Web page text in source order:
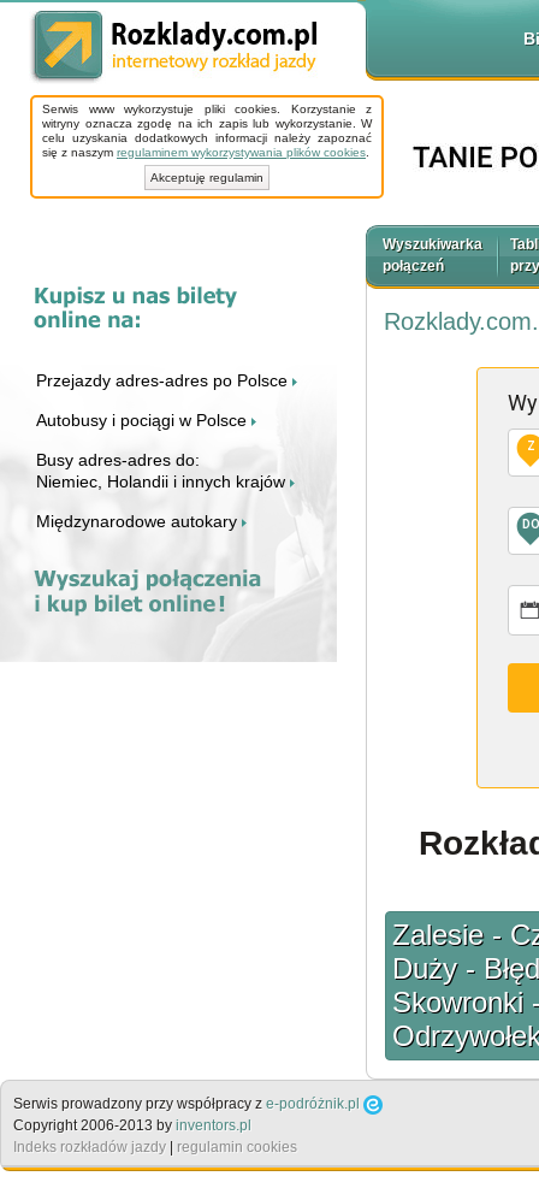
Serwis www wykorzystuje pliki cookies. Korzystanie z
witryny oznacza zgodę na ich zapis lub wykorzystanie. W
celu uzyskania dodatkowych informacji należy zapoznać
się z naszym regulaminem wykorzystywania plików cookies
Akceptuję regulamin
Przejazdy adres-adres po Polsce
Autobusy i pociągi w Polsce
Busy adres-adres do:
Niemiec, Holandii i innych krajów
Międzynarodowe autokary
Wyszukiwarka
połączeń
Z
DO
Zalesie -
Duży -
Skowronki
Serwis prowadzony przy współpracy z e-podróżnik.pl
Copyright 2006-2013 by inventors.pl
Indeks rozkładów jazdy | regulamin cookies